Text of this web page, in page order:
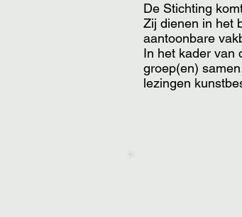
De Stichting
Zij dienen in het
aantoonbare
In het kader van
groep(en)
lezingen